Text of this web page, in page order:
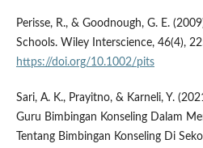
Perisse, R., & Goodnough, G. E.
Schools. Wiley Interscience, 46(4),
https://doi.org/10.1002/pits
Sari, A. K., Prayitno, & Karneli, Y.
Guru Bimbingan Konseling Dalam
Tentang Bimbingan Konseling Di